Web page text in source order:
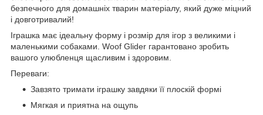
безпечного для домашніх тварин матеріалу, який дуже міцний
і довготривалий!
Іграшка має ідеальну форму і розмір для ігор з великими і
маленькими собаками. Woof Glider гарантовано зробить
вашого улюбленця щасливим і здоровим.
Переваги:
Завзято тримати іграшку завдяки її плоскій формі
Мягкая и приятна на ощупь